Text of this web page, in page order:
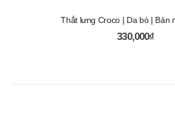
Thắt lưng Croco | Da bò | Bản
330,000₫